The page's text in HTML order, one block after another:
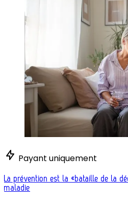
Payant uniquement
La prévention est la «bataille de la
maladie